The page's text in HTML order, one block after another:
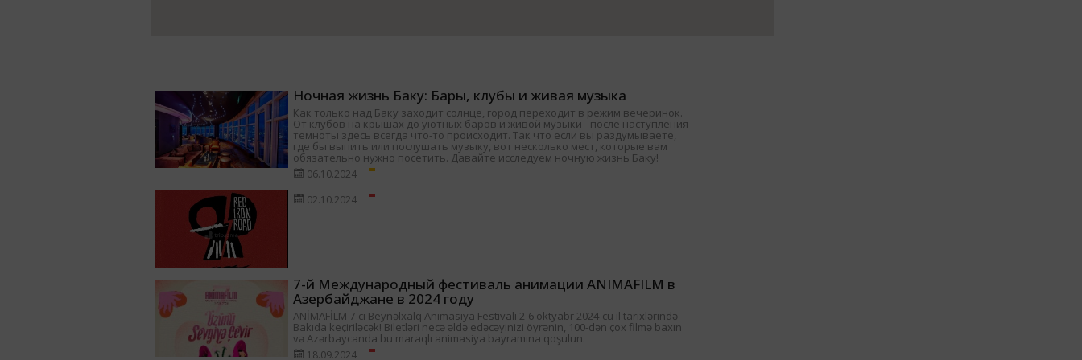
Ночная жизнь Баку: Бары, клубы и живая музыка
Как только над Баку заходит солнце, город переходит в режим вечеринок.
От клубов на крышах до уютных баров и живой музыки - после наступления
темноты здесь всегда что-то происходит. Так что если вы раздумываете,
где бы выпить или послушать музыку, вот несколько мест, которые вам
обязательно нужно посетить. Давайте исследуем ночную жизнь Баку!
06.10.2024
02.10.2024
7-й Международный фестиваль анимации ANIMAFILM в
Азербайджане в 2024 году
ANİMAFİLM 7-ci Beynəlxalq Animasiya Festivalı 2-6 oktyabr 2024-cü il tarixlərində
Bakıda keçiriləcək! Biletləri necə əldə edəcəyinizi öyrənin, 100-dən çox filmə baxın
və Azərbaycanda bu maraqlı animasiya bayramına qoşulun.
18.09.2024